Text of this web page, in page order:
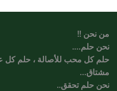
من نحن !!
نحن حلم….
حلم كل محب للأصالة ، حلم كل
مشتاق…
نحن حلم تحقق..